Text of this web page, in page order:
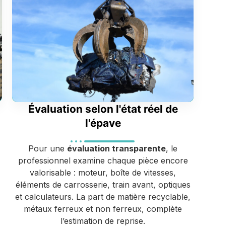
Évaluation selon l'état réel de
l'épave
Pour une évaluation transparente, le
professionnel examine chaque pièce encore
valorisable : moteur, boîte de vitesses,
éléments de carrosserie, train avant, optiques
et calculateurs. La part de matière recyclable,
métaux ferreux et non ferreux, complète
l’estimation de reprise.